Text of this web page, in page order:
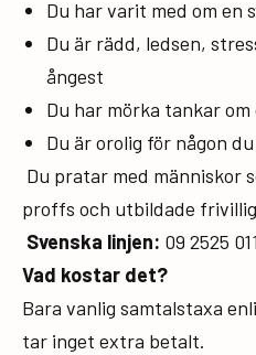
Du har varit med om en
Du är rädd, ledsen,
ångest
Du har mörka tankar
Du är orolig för någon
Du pratar med människor
proffs och utbildade
Svenska linjen: 09 2525
Vad kostar det?
Bara vanlig samtalstaxa
tar inget extra betalt.